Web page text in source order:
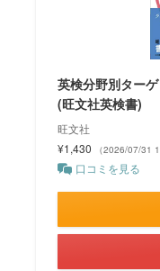
英検分野別ター
(旺文社英検書)
旺文社
¥1,430
（2026/07/31
口コミを見る